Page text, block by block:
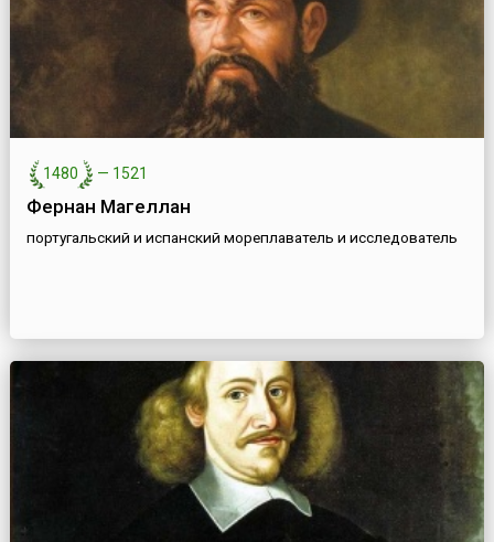
1480 — 1521
Фернан Магеллан
португальский и испанский мореплаватель и исследователь